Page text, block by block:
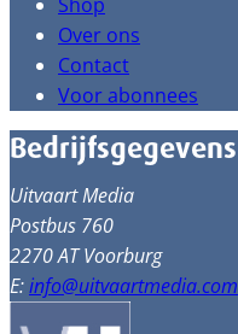
Over ons
Contact
Voor abonnees
Bedrijfsgegevens
Uitvaart Media
Postbus 760
2270 AT Voorburg
E:info@uitvaartmedia.com